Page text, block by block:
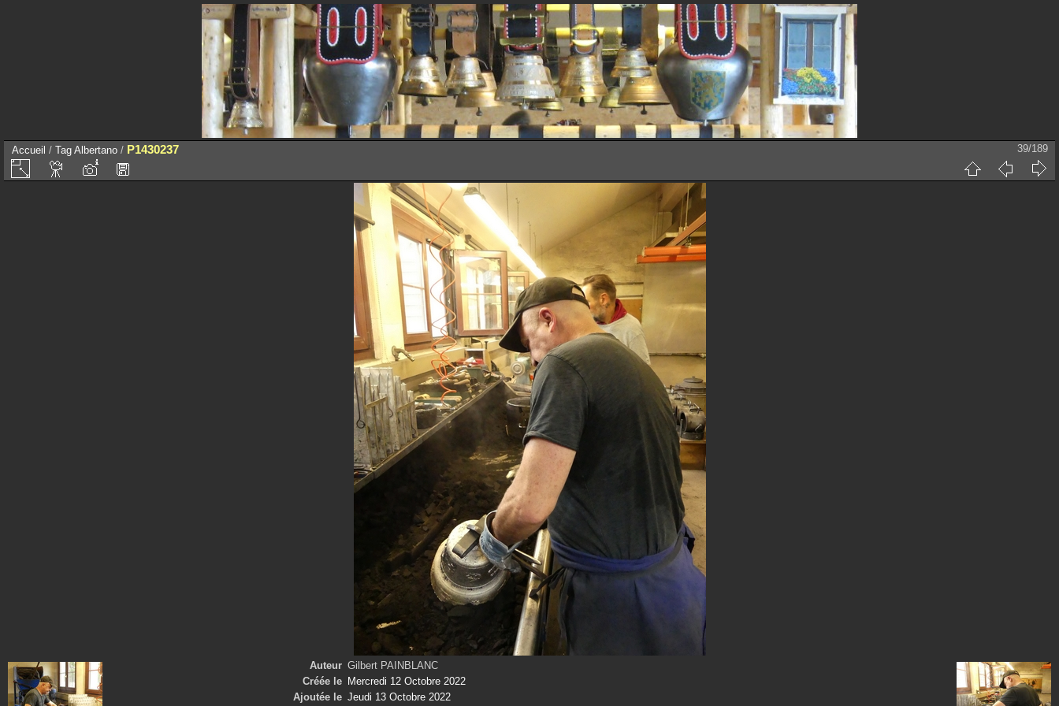
Accueil / Tag Albertano / P1430237 39/189
Auteur Gilbert PAINBLANC
Créée le Mercredi 12 Octobre 2022
Ajoutée le Jeudi 13 Octobre 2022